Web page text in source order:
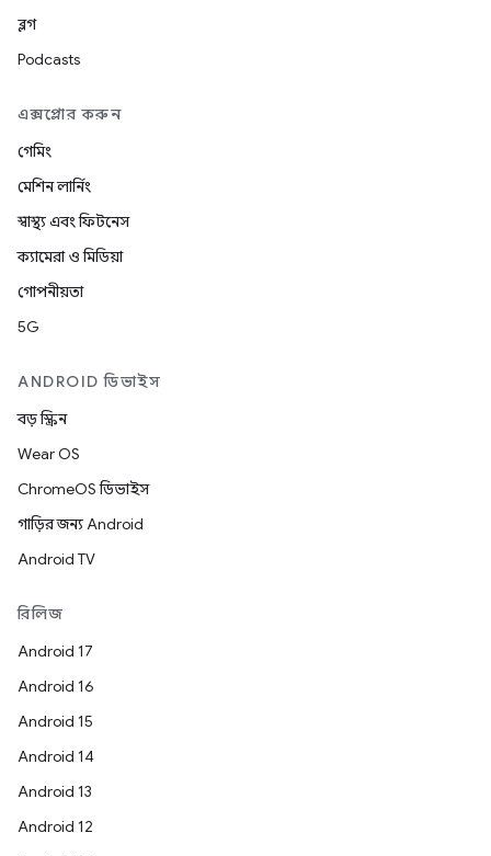
ব্লগ
Podcasts
এক্সপ্লোর করুন
গেমিং
মেশিন লার্নিং
স্বাস্থ্য এবং ফিটনেস
ক্যামেরা ও মিডিয়া
গোপনীয়তা
5G
ANDROID ডিভাইস
বড় স্ক্রিন
Wear OS
ChromeOS ডিভাইস
গাড়ির জন্য Android
Android TV
রিলিজ
Android 17
Android 16
Android 15
Android 14
Android 13
Android 12